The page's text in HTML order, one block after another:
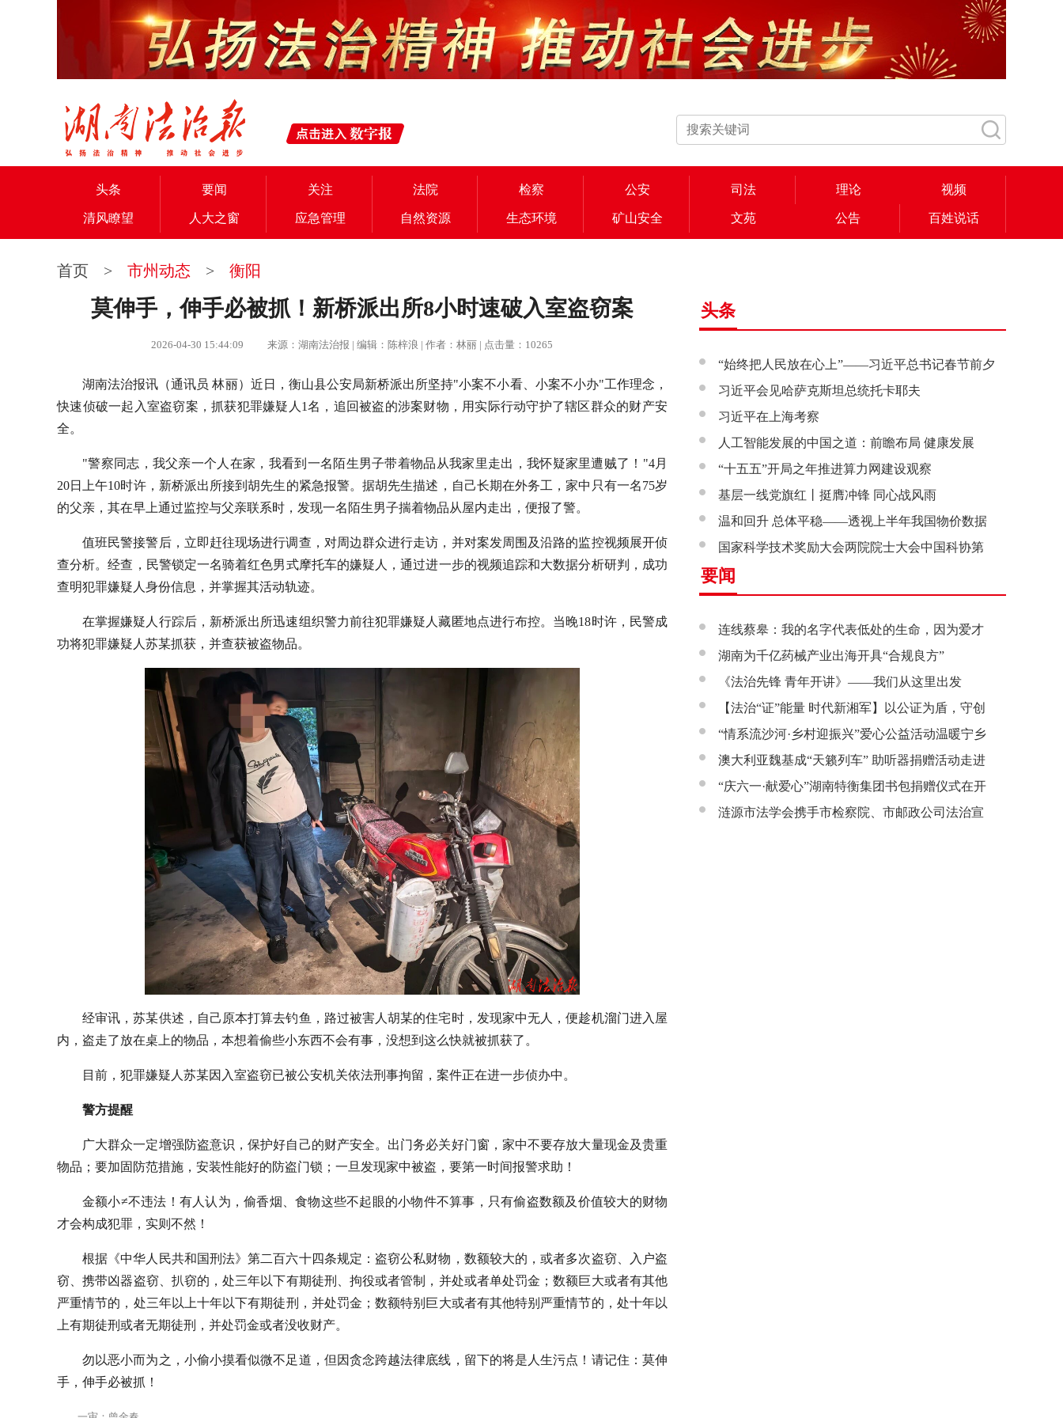
头条 要闻 关注 法院 检察 公安 司法 理论 视频
清风瞭望 人大之窗 应急管理 自然资源 生态环境 矿山安全 文苑 公告 百姓说话
首页 > 市州动态 > 衡阳
莫伸手，伸手必被抓！新桥派出所8小时速破入室盗窃案
2026-04-30 15:44:09 来源：湖南法治报 | 编辑：陈梓浪 | 作者：林丽 | 点击量：10265
湖南法治报讯（通讯员 林丽） 近日，衡山县公安局新桥派出所坚持"小案不小看、小案不小办"工作理念，
快速侦破一起入室盗窃案，抓获犯罪嫌疑人1名，追回被盗的涉案财物，用实际行动守护了辖区群众的财产安
全。
"警察同志，我父亲一个人在家，我看到一名陌生男子带着物品从我家里走出，我怀疑家里遭贼了！"4月
20日上午10时许，新桥派出所接到胡先生的紧急报警。据胡先生描述，自己长期在外务工，家中只有一名75岁
的父亲，其在早上通过监控与父亲联系时，发现一名陌生男子揣着物品从屋内走出，便报了警。
值班民警接警后，立即赶往现场进行调查，对周边群众进行走访，并对案发周围及沿路的监控视频展开侦
查分析。经查，民警锁定一名骑着红色男式摩托车的嫌疑人，通过进一步的视频追踪和大数据分析研判，成功
查明犯罪嫌疑人身份信息，并掌握其活动轨迹。
在掌握嫌疑人行踪后，新桥派出所迅速组织警力前往犯罪嫌疑人藏匿地点进行布控。当晚18时许，民警成
功将犯罪嫌疑人苏某抓获，并查获被盗物品。
经审讯，苏某供述，自己原本打算去钓鱼，路过被害人胡某的住宅时，发现家中无人，便趁机溜门进入屋
内，盗走了放在桌上的物品，本想着偷些小东西不会有事，没想到这么快就被抓获了。
目前，犯罪嫌疑人苏某因入室盗窃已被公安机关依法刑事拘留，案件正在进一步侦办中。
警方提醒
广大群众一定增强防盗意识，保护好自己的财产安全。出门务必关好门窗，家中不要存放大量现金及贵重
物品；要加固防范措施，安装性能好的防盗门锁；一旦发现家中被盗，要第一时间报警求助！
金额小≠不违法！有人认为，偷香烟、食物这些不起眼的小物件不算事，只有偷盗数额及价值较大的财物
才会构成犯罪，实则不然！
根据《中华人民共和国刑法》第二百六十四条规定：盗窃公私财物，数额较大的，或者多次盗窃、入户盗
窃、携带凶器盗窃、扒窃的，处三年以下有期徒刑、拘役或者管制，并处或者单处罚金；数额巨大或者有其他
严重情节的，处三年以上十年以下有期徒刑，并处罚金；数额特别巨大或者有其他特别严重情节的，处十年以
上有期徒刑或者无期徒刑，并处罚金或者没收财产。
勿以恶小而为之，小偷小摸看似微不足道，但因贪念跨越法律底线，留下的将是人生污点！请记住：莫伸
手，伸手必被抓！
头条
“始终把人民放在心上”——习近平总书记春节前夕
赴辽宁看望慰问基层干部群众纪实
习近平会见哈萨克斯坦总统托卡耶夫
习近平在上海考察
人工智能发展的中国之道：前瞻布局 健康发展
“十五五”开局之年推进算力网建设观察
基层一线党旗红丨挺膺冲锋 同心战风雨
温和回升 总体平稳——透视上半年我国物价数据
国家科学技术奖励大会两院院士大会中国科协第
十一次全国代表大会在京召开
要闻
连线蔡皋：我的名字代表低处的生命，因为爱才
接近理想的高地
湖南为千亿药械产业出海开具“合规良方”
《法治先锋 青年开讲》——我们从这里出发
【法治“证”能量 时代新湘军】以公证为盾，守创
新之魂 湖南青年公证人为知识产权保护筑牢防线
“情系流沙河·乡村迎振兴”爱心公益活动温暖宁乡
市流沙河镇
澳大利亚魏基成“天籁列车” 助听器捐赠活动走进
开慧镇
“庆六一·献爱心”湖南特衡集团书包捐赠仪式在开
慧镇举行
涟源市法学会携手市检察院、市邮政公司法治宣